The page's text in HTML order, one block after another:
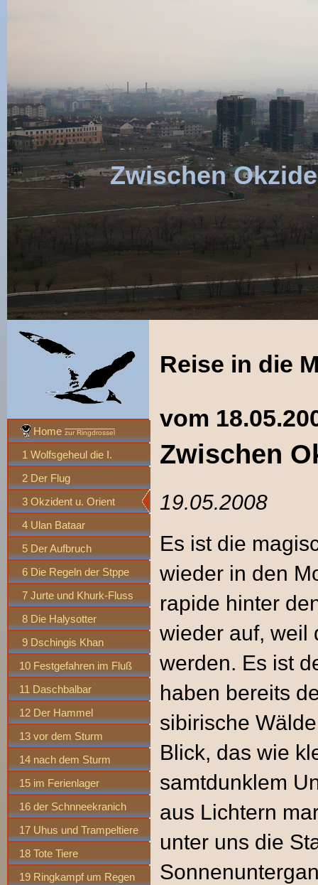
Zwischen Okzident
Home zur Ringdrossel
1 Wolfsgeheul die I.
2 Der Flug
3 Okzident u. Orient
4 Ulan Bataar
5 Der Aufbruch
6 Die Regeln der Stppe
7 Jurte und Khurk-Fluss
8 Die Halysotter
9 Dschingis Khan
10 Festgefahren im Fluß
11 Daschbalbar
12 Der Hammel
13 vor dem Sturm
14 nach dem Sturm
15 im Ferienlager
16 der Schnneekranich
17 Uhus und Trampeltiere
18 Tote Tiere
19 Ringkampf um Regen
Reise in die
vom
Zwischen
19.05.2008
Es ist die
wieder in den
rapide hinter
wieder auf, weil
werden. Es ist
haben bereits
sibirische
Blick, das wie
samtdunklem
aus Lichtern
unter uns die